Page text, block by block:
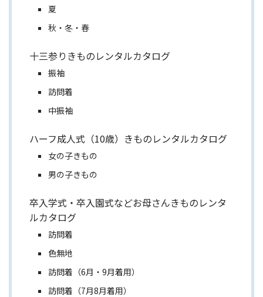
夏
秋・冬・春
十三参りきものレンタルカタログ
振袖
訪問着
中振袖
ハーフ成人式（10歳）きものレンタルカタログ
女の子きもの
男の子きもの
卒入学式・卒入園式などお母さんきものレンタ
ルカタログ
訪問着
色無地
訪問着（6月・9月着用）
訪問着（7月8月着用）